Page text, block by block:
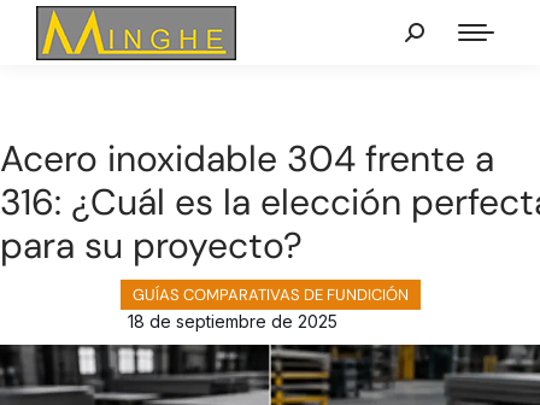
Acero inoxidable 304 frente a
316: ¿Cuál es la elección
para su proyecto?
18 de septiembre de 2025
GUÍAS COMPARATIVAS DE FUNDICIÓN